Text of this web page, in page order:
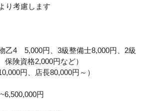
り考慮します
乙4 5,000円、3級整備士8,000円、2級
保険資格2,000円など）
円、店長80,000円～）
円